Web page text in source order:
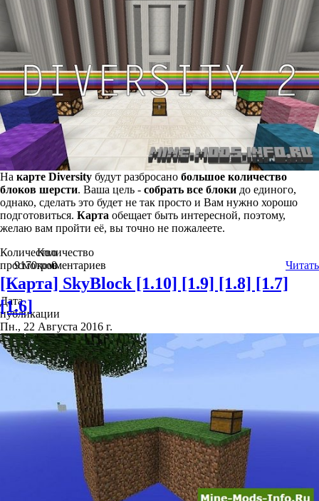
На карте Diversity будут разбросано большое количество
блоков шерсти. Ваша цель - собрать все блоки до единого,
однако, сделать это будет не так просто и Вам нужно хорошо
подготовиться. Карта обещает быть интересной, поэтому,
желаю вам пройти её, вы точно не пожалеете.
Количество
просмотров
9170
Количество
комментариев
0 Читать
[Карта] SkyBlock [1.10] [1.9] [1.8] [1.7]
[1.6]
Дата
публикации
Пн., 22 Августа 2016 г.